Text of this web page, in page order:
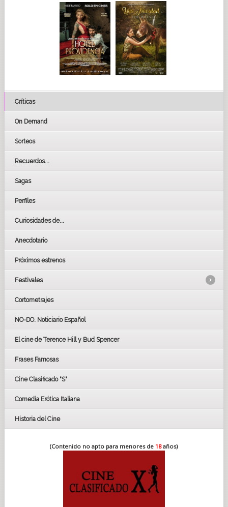
Críticas
On Demand
Sorteos
Recuerdos...
Sagas
Perfiles
Curiosidades de...
Anecdotario
Próximos estrenos
Festivales
LOS OSCARS
GOYAS
BAFTA
Cortometrajes
NO-DO. Noticiario Español
El cine de Terence Hill y Bud Spencer
Frases Famosas
Cine Clasificado "S"
Comedia Erótica Italiana
Historia del Cine
(Contenido no apto para menores de 18años)